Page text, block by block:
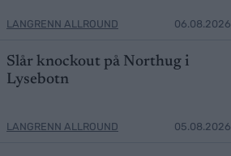
LANGRENN ALLROUND 06.08.2026
Slår knockout på Northug i
Lysebotn
LANGRENN ALLROUND 05.08.2026